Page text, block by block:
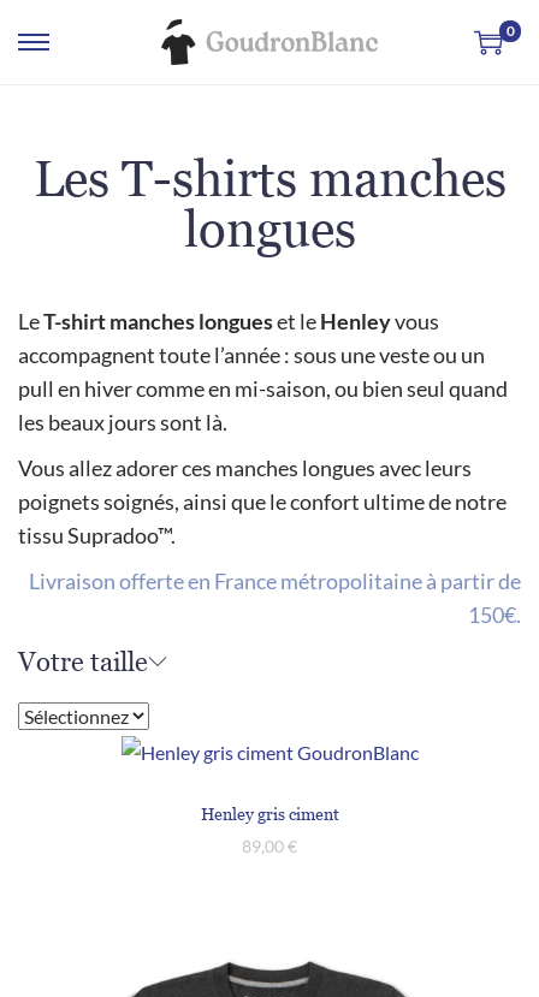
0
Les T-shirts manches
longues
LeT-shirt manches longueset leHenleyvous
accompagnent toute l’année : sous une veste ou un
pull en hiver comme en mi-saison, ou bien seul quand
les beaux jours sont là.
Vous allez adorer ces manches longues avec leurs
poignets soignés, ainsi que le confort ultime de notre
tissu Supradoo™.
Livraison offerte en France métropolitaine à partir de
150€.
Votre taille
Henley gris ciment
89,00€